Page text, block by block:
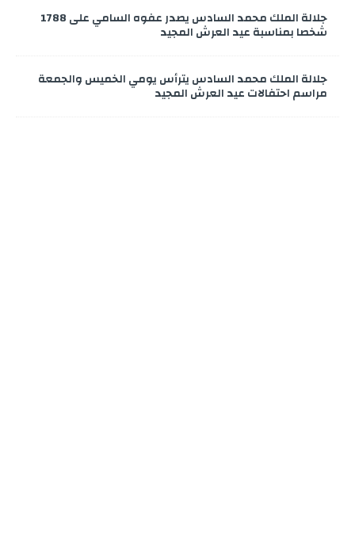
جلالة الملك محمد السادس يصدر عفوه السامي على 1788
شخصا بمناسبة عيد العرش المجيد
جلالة الملك محمد السادس يترأس يومي الخميس والجمعة
مراسم احتفالات عيد العرش المجيد